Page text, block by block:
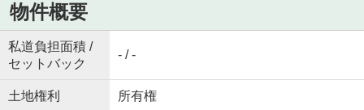
物件概要
私道負担面積 /
セットバック
- / -
土地権利 所有権